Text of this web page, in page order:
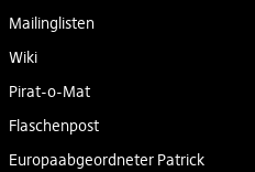
Mailinglisten
Wiki
Pirat-o-Mat
Flaschenpost
Europaabgeordneter Patrick